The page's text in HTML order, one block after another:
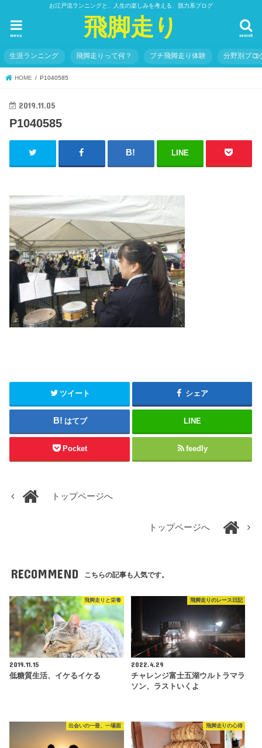
お江戸流ランニングと、人生の楽しみを考える、脱力系ブログ
飛脚走り search
menu
生涯ランニング 飛脚走りって何？ プチ飛脚走り体験 分野別ブロ
HOME P1040585
2019.11.05
P1040585
LINE
ツイート シェア
はてブ LINE
Pocket feedly
トップページへ
トップページへ
RECOMMEND こちらの記事も人気です。
飛脚走りと栄養
2019.11.15
低糖質生活、イケるイケる
飛脚走りのレース日記
2022.4.29
チャレンジ富士五湖ウルトラマラ
ソン、ラストいくよ
出会いの一冊、一場面 飛脚走りの心得